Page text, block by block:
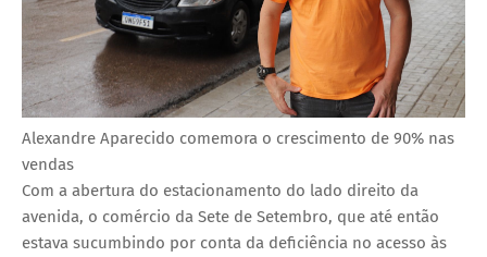
Alexandre Aparecido comemora o crescimento de 90% nas
vendas
Com a abertura do estacionamento do lado direito da
avenida, o comércio da Sete de Setembro, que até então
estava sucumbindo por conta da deficiência no acesso às